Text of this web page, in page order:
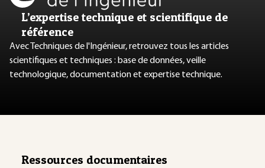
L’expertise technique et scientifique de
référence
Avec Techniques de l'Ingénieur, retrouvez tous les articles
scientifiques et techniques : base de données, veille
technologique, documentation et expertise technique.
Ressources documentaires